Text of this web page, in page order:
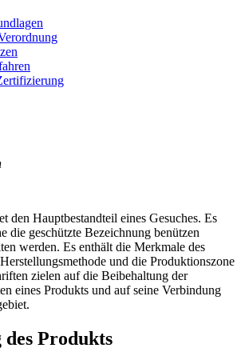
den Hauptbestandteil eines Gesuches. Es
die geschützte Bezeichnung benützen
werden. Es enthält die Merkmale des
und die Produktionszone
zielen auf die Beibehaltung der
eines Produkts und auf seine Verbindung
des Produkts